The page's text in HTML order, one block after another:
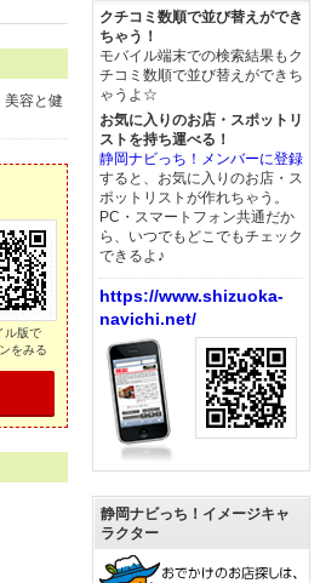
美容と健
ル版で
をみる
クチコミ数順で並び替えができ
ちゃう！
モバイル端末での検索結果もク
チコミ数順で並び替えができち
ゃうよ☆
お気に入りのお店・スポットリ
ストを持ち運べる！
静岡ナビっち！メンバーに登録
すると、お気に入りのお店・ス
ポットリストが作れちゃう。
PC・スマートフォン共通だか
ら、いつでもどこでもチェック
できるよ♪
https://www.shizuoka-
navichi.net/
静岡ナビっち！イメージキャ
ラクター